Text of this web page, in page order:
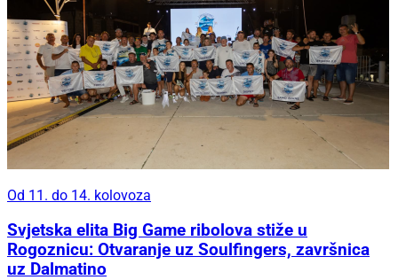
Od 11. do 14. kolovoza
Svjetska elita Big Game ribolova stiže u
Rogoznicu: Otvaranje uz Soulfingers, završnica
uz Dalmatino